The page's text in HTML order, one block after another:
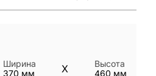
Ширина
370 мм X
Высота
460 мм